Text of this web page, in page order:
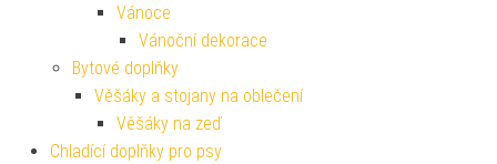
Vánoce
Vánoční dekorace
Bytové doplňky
Věšáky a stojany na oblečení
Věšáky na zeď
Chladící doplňky pro psy